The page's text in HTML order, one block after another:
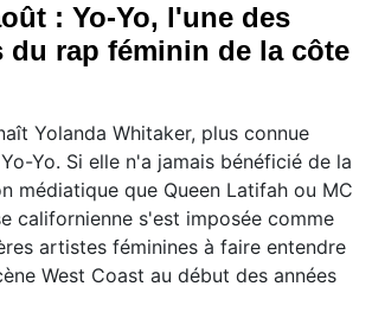
: Yo-Yo, l'une des
du rap féminin de la côte
Yolanda Whitaker, plus connue
Yo. Si elle n'a jamais bénéficié de la
médiatique que Queen Latifah ou MC
californienne s'est imposée comme
artistes féminines à faire entendre
West Coast au début des années